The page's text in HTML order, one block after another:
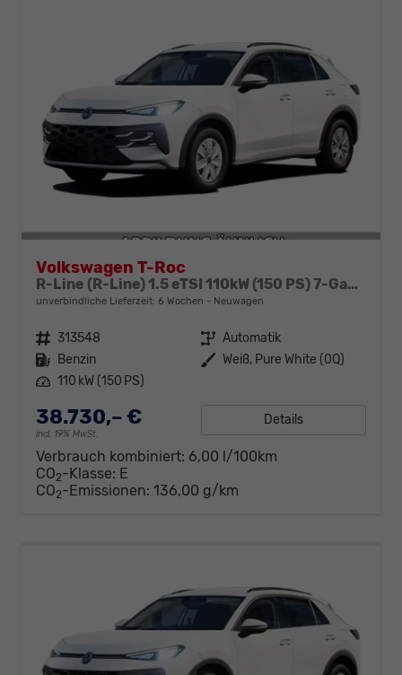
Volkswagen T-Roc
R-Line (R-Line) 1.5 eTSI 110kW (150 PS) 7-Gang-DSG
unverbindliche Lieferzeit: 6 Wochen Neuwagen
Fahrzeugnr. 313548 Getriebe Automatik
Kraftstoff Benzin Außenfarbe Weiß, Pure White (0Q)
Leistung 110 kW (150 PS)
38.730,– €
incl. 19% MwSt.
Details
Verbrauch kombiniert: 6,00 l/100km
CO2-Klasse: E
CO2-Emissionen: 136,00 g/km